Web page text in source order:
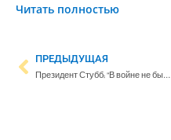
Читать полностью
ПРЕДЫДУЩАЯ
Президент Стубб: ”В войне не бывает идеальных результатов”